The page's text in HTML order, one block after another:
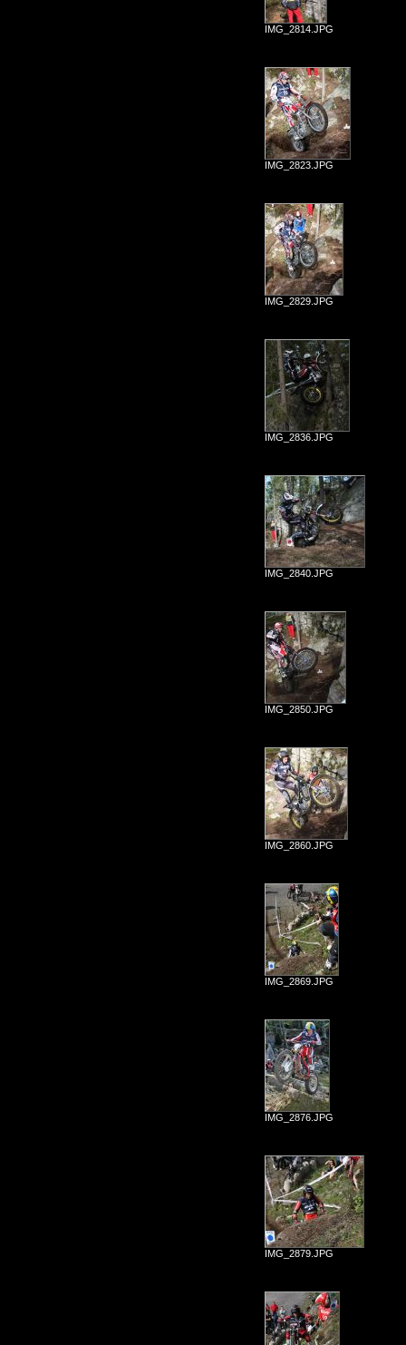
IMG_2814.JPG
IMG_2823.JPG
IMG_2829.JPG
IMG_2836.JPG
IMG_2840.JPG
IMG_2850.JPG
IMG_2860.JPG
IMG_2869.JPG
IMG_2876.JPG
IMG_2879.JPG